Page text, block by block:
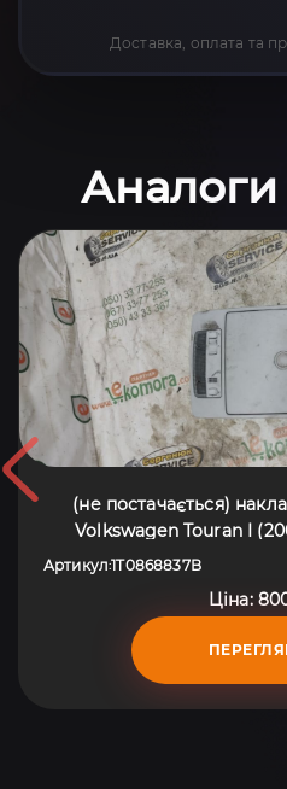
Доставка, оплата та
Аналоги
(не постачається)
Volkswagen Touran I
Артикул:1T0868837B
Ціна: